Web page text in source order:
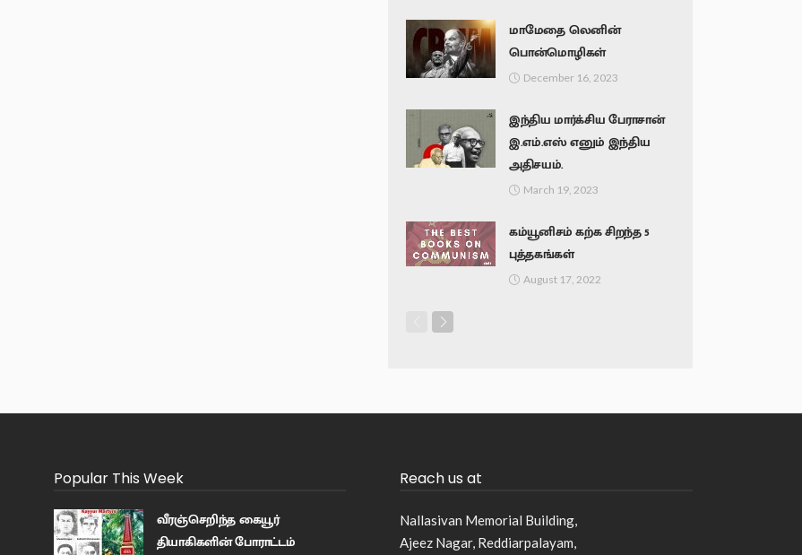
மாமேதை லெனின்
பொன்மொழிகள்
December 16, 2023
இந்திய மார்க்சிய பேராசான்
இ.எம்.எஸ் எனும் இந்திய
அதிசயம்.
March 19, 2023
கம்யூனிசம் கற்க சிறந்த 5
புத்தகங்கள்
August 17, 2022
Popular This Week
வீரஞ்செறிந்த கையூர்
தியாகிகளின் போராட்டம்
Reach us at
Nallasivan Memorial Building,
Ajeez Nagar, Reddiarpalayam,